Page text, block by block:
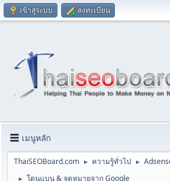
เข้าสู่ระบบ ลงทะเบียน
เมนูหลัก
ThaiSEOBoard.com ► ความรู้ทั่วไป ►
►
โดนแบน & จดหมายจาก Google